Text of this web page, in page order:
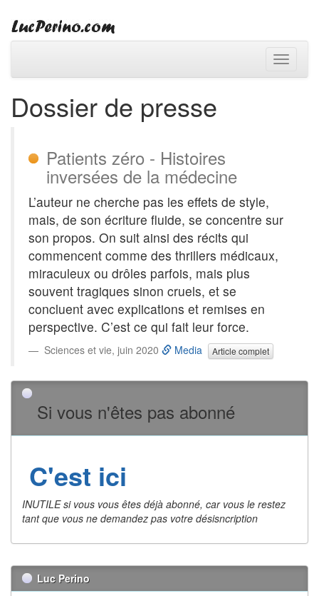
Toggle
Dossier de presse
Patients zéro - Histoires
inversées de la médecine
L’auteur ne cherche pas les effets de style,
mais, de son écriture fluide, se concentre sur
son propos. On suit ainsi des récits qui
commencent comme des thrillers médicaux,
miraculeux ou drôles parfois, mais plus
souvent tragiques sinon cruels, et se
concluent avec explications et remises en
perspective. C’est ce qui fait leur force.
Sciences et vie, juin 2020 Media Article complet
Si vous n'êtes pas abonné
C'est ici
INUTILE si vous vous êtes déjà abonné, car vous le restez
tant que vous ne demandez pas votre désisncription
Luc Perino